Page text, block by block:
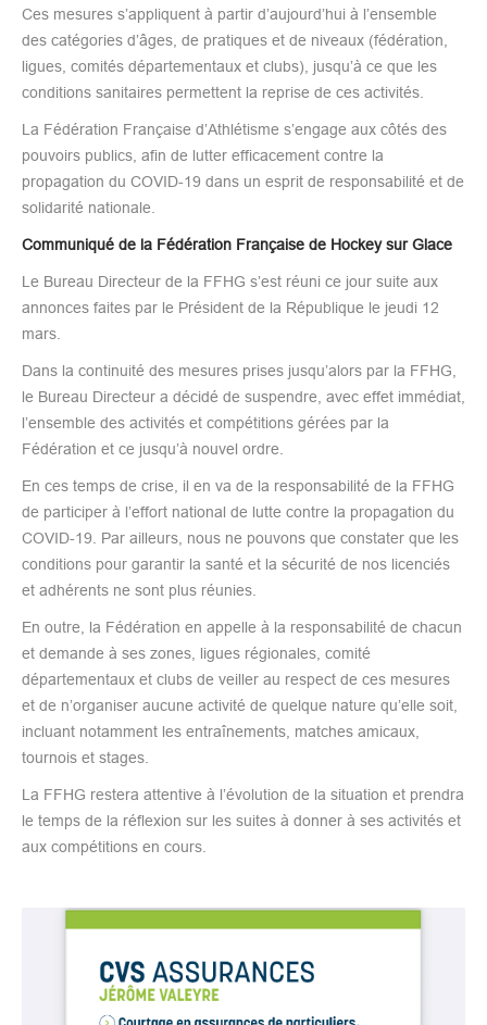
Ces mesures s’appliquent à partir d’aujourd’hui à l’ensemble
des catégories d’âges, de pratiques et de niveaux (fédération,
ligues, comités départementaux et clubs), jusqu’à ce que les
conditions sanitaires permettent la reprise de ces activités.
La Fédération Française d’Athlétisme s’engage aux côtés des
pouvoirs publics, afin de lutter efficacement contre la
propagation du COVID-19 dans un esprit de responsabilité et de
solidarité nationale.
Communiqué de la Fédération Française de Hockey sur Glace
Le Bureau Directeur de la FFHG s’est réuni ce jour suite aux
annonces faites par le Président de la République le jeudi 12
mars.
Dans la continuité des mesures prises jusqu’alors par la FFHG,
le Bureau Directeur a décidé de suspendre, avec effet immédiat,
l’ensemble des activités et compétitions gérées par la
Fédération et ce jusqu’à nouvel ordre.
En ces temps de crise, il en va de la responsabilité de la FFHG
de participer à l’effort national de lutte contre la propagation du
COVID-19. Par ailleurs, nous ne pouvons que constater que les
conditions pour garantir la santé et la sécurité de nos licenciés
et adhérents ne sont plus réunies.
En outre, la Fédération en appelle à la responsabilité de chacun
et demande à ses zones, ligues régionales, comité
départementaux et clubs de veiller au respect de ces mesures
et de n’organiser aucune activité de quelque nature qu’elle soit,
incluant notamment les entraînements, matches amicaux,
tournois et stages.
La FFHG restera attentive à l’évolution de la situation et prendra
le temps de la réflexion sur les suites à donner à ses activités et
aux compétitions en cours.